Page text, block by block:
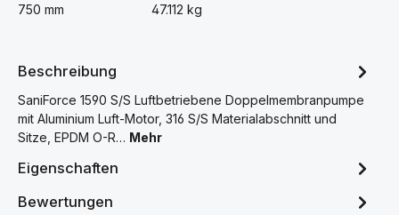
750 mm 47.112 kg
Beschreibung
SaniForce 1590 S/S Luftbetriebene Doppelmembranpumpe
mit Aluminium Luft-Motor, 316 S/S Materialabschnitt und
Sitze, EPDM O-R… Mehr
Eigenschaften
Bewertungen